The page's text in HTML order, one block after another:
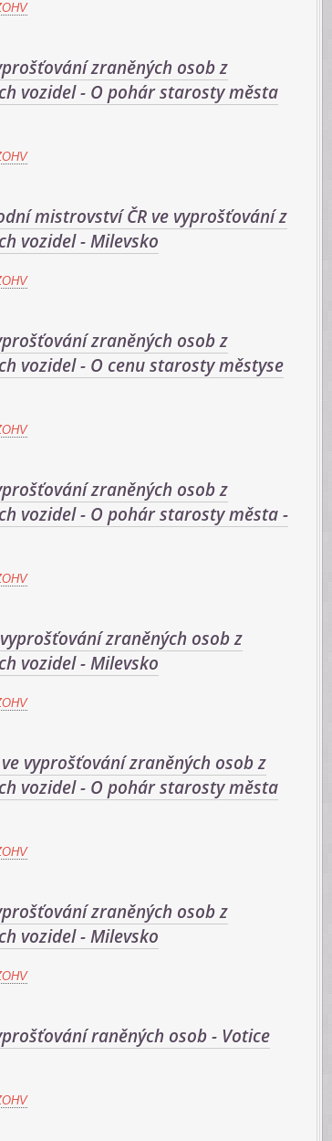
zraněných osob z
vozidel - O pohár starosty města
mistrovství ČR ve vyprošťování z
vozidel - Milevsko
zraněných osob z
vozidel - O cenu starosty městyse
zraněných osob z
vozidel - O pohár starosty města -
vyprošťování zraněných osob z
vozidel - Milevsko
vyprošťování zraněných osob z
vozidel - O pohár starosty města
zraněných osob z
vozidel - Milevsko
raněných osob - Votice